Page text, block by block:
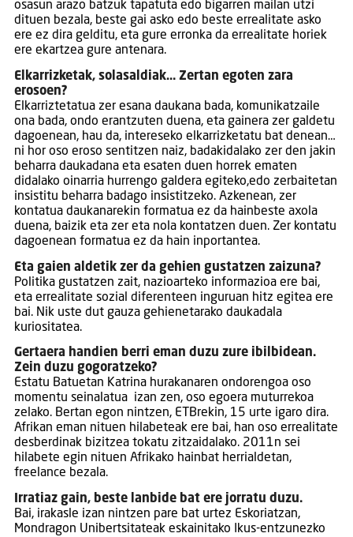
osasun arazo batzuk tapatuta edo bigarren mailan utzi
dituen bezala, beste gai asko edo beste errealitate asko
ere ez dira gelditu, eta gure erronka da errealitate horiek
ere ekartzea gure antenara.
Elkarrizketak, solasaldiak… Zertan egoten zara
erosoen?
Elkarriztetatua zer esana daukana bada, komunikatzaile
ona bada, ondo erantzuten duena, eta gainera zer galdetu
dagoenean, hau da, intereseko elkarrizketatu bat denean…
ni hor oso eroso sentitzen naiz, badakidalako zer den jakin
beharra daukadana eta esaten duen horrek ematen
didalako oinarria hurrengo galdera egiteko,edo zerbaitetan
insistitu beharra badago insistitzeko. Azkenean, zer
kontatua daukanarekin formatua ez da hainbeste axola
duena, baizik eta zer eta nola kontatzen duen. Zer kontatu
dagoenean formatua ez da hain inportantea.
Eta gaien aldetik zer da gehien gustatzen zaizuna?
Politika gustatzen zait, nazioarteko informazioa ere bai,
eta errealitate sozial diferenteen inguruan hitz egitea ere
bai. Nik uste dut gauza gehienetarako daukadala
kuriositatea.
Gertaera handien berri eman duzu zure ibilbidean.
Zein duzu gogoratzeko?
Estatu Batuetan Katrina hurakanaren ondorengoa oso
momentu seinalatua izan zen, oso egoera muturrekoa
zelako. Bertan egon nintzen, ETBrekin, 15 urte igaro dira.
Afrikan eman nituen hilabeteak ere bai, han oso errealitate
desberdinak bizitzea tokatu zitzaidalako. 2011n sei
hilabete egin nituen Afrikako hainbat herrialdetan,
freelance bezala.
Irratiaz gain, beste lanbide bat ere jorratu duzu.
Bai, irakasle izan nintzen pare bat urtez Eskoriatzan,
Mondragon Unibertsitateak eskainitako Ikus-entzunezko